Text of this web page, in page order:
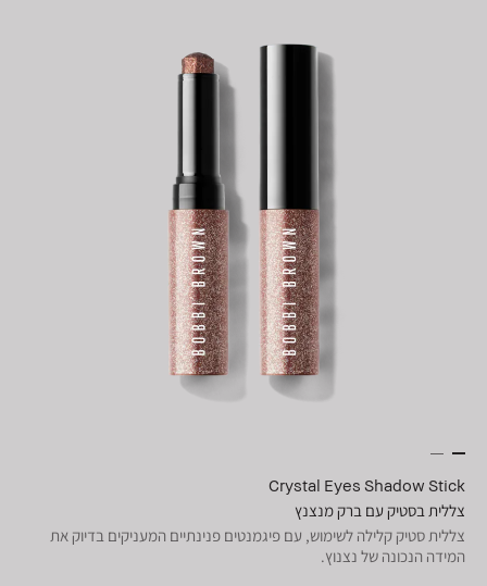
Crystal Eyes Shadow Stick
צללית בסטיק עם ברק מנצנץ
צללית סטיק קלילה לשימוש, עם פיגמנטים פנינתיים המעניקים בדיוק את
המידה הנכונה של נצנוץ.